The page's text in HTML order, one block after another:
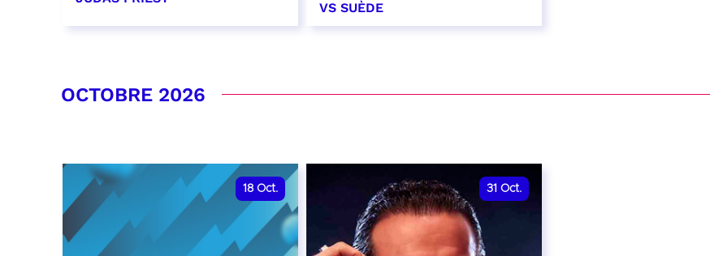
VS SUÈDE
OCTOBRE 2026
18 Oct. 31 Oct.